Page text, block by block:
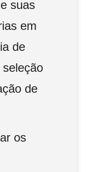
suas
em
de
de
os